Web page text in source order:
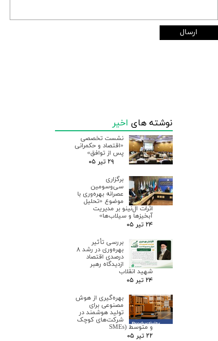
ارسال
نوشته های اخیر
نشست تخصصی
«اقتصاد و حکمرانی
پس از توافق»
۲۹ تیر ۰۵
برگزاری
سی‌وسومین
عصرانه بهره‌وری با
موضوع «تحلیل
اثرات ال‌نینو بر مدیریت
آبخیزها و سیلاب‌ها»
۲۴ تیر ۰۵
بررسی تأثیر
بهره‌وری در رشد ۸
درصدی اقتصاد
ازدیدگاه رهبر
شهید انقلاب
۲۴ تیر ۰۵
بهره‌گیری از هوش
مصنوعی برای
تولید هوشمند در
شرکت‌های کوچک
و متوسط (SMEs
۲۲ تیر ۰۵